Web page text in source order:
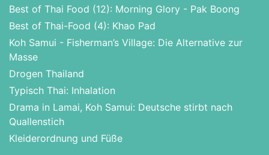
Best of Thai Food (12): Morning Glory - Pak Boong
Best of Thai-Food (4): Khao Pad
Koh Samui - Fisherman’s Village: Die Alternative zur
Masse
Drogen Thailand
Typisch Thai: Inhalation
Drama in Lamai, Koh Samui: Deutsche stirbt nach
Quallenstich
Kleiderordnung und Füße